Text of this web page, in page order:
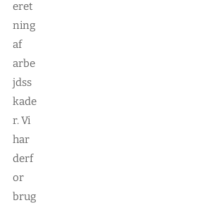
eret
ning
af
arbe
jdss
kade
r. Vi
har
derf
or
brug